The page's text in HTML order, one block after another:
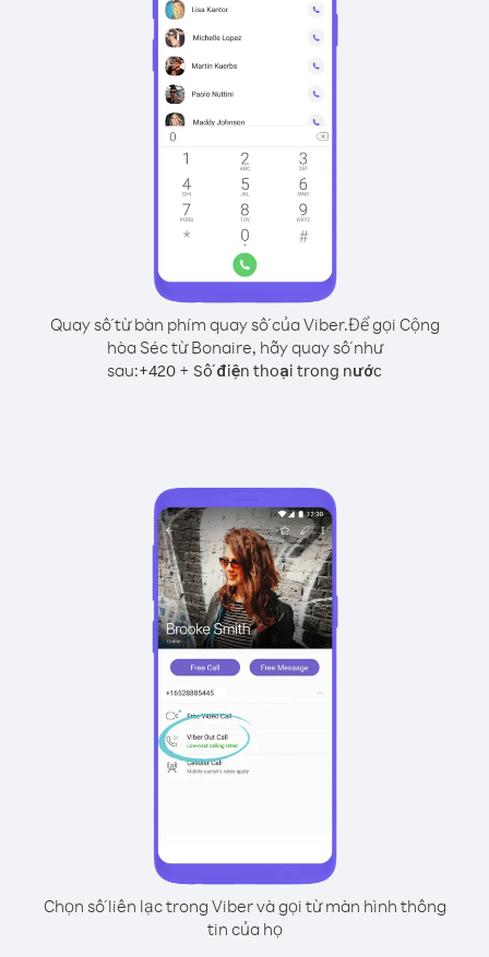
Quay số từ bàn phím quay số của Viber.Để gọi Cộng
hòa Séc từ Bonaire, hãy quay số như
sau:+420 + Số điện thoại trong nước
Chọn số liên lạc trong Viber và gọi từ màn hình thông
tin của họ